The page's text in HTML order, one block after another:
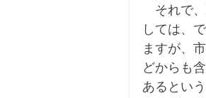
それで、
しては、
ますが、
どからも
あるとい